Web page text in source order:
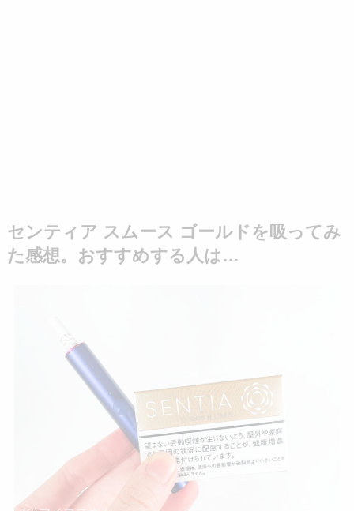
センティア スムース ゴールドを吸ってみ
た感想。おすすめする人は…